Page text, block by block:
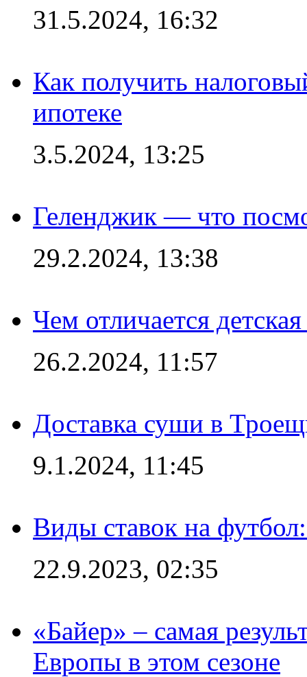
31.5.2024, 16:32
Как получить
ипотеке
3.5.2024, 13:25
Геленджик — что
29.2.2024, 13:38
Чем отличается
26.2.2024, 11:57
Доставка суши в
9.1.2024, 11:45
Виды ставок на
22.9.2023, 02:35
«Байер» – самая
Европы в этом сезоне